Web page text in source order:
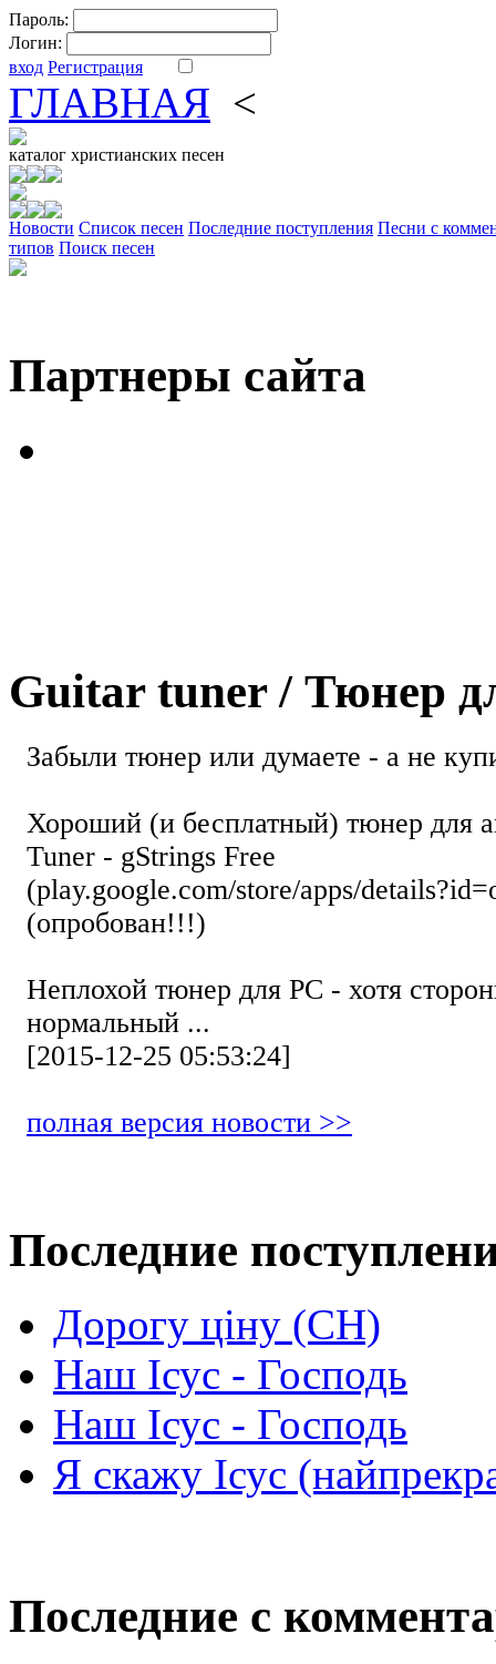
Пароль:
Логин:
вход Регистрация
ГЛАВНАЯ <
каталог христианских песен
Новости Cписок песен Последние поступления Песни с
типов Поиск песен
Партнеры сайта
Guitar tuner / Тюнер
Забыли тюнер или думаете - а не
Хороший (и бесплатный) тюнер для
Tuner - gStrings Free
(play.google.com/store/apps/
(опробован!!!)
Неплохой тюнер для РС - хотя
нормальный ...
[2015-12-25 05:53:24]
полная версия новости >>
Последние
Дорогу ціну (СН)
Наш Ісус - Господь
Наш Ісус - Господь
Я скажу Ісус
Последние с